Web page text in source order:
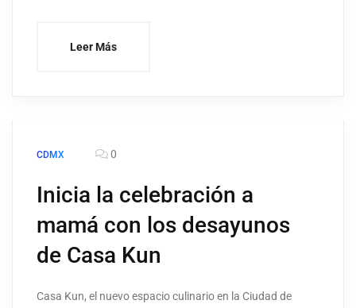
Leer Más
CDMX 0
Inicia la celebración a
mamá con los desayunos
de Casa Kun
Casa Kun, el nuevo espacio culinario en la Ciudad de